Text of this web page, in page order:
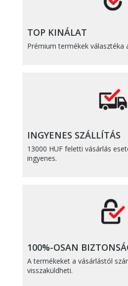
TOP KINÁLAT
Prémium termékek választéka
INGYENES SZÁLLÍTÁS
13000 HUF feletti vásárlás
ingyenes.
100%-OSAN
A termékeket a vásárlástól
visszaküldheti.